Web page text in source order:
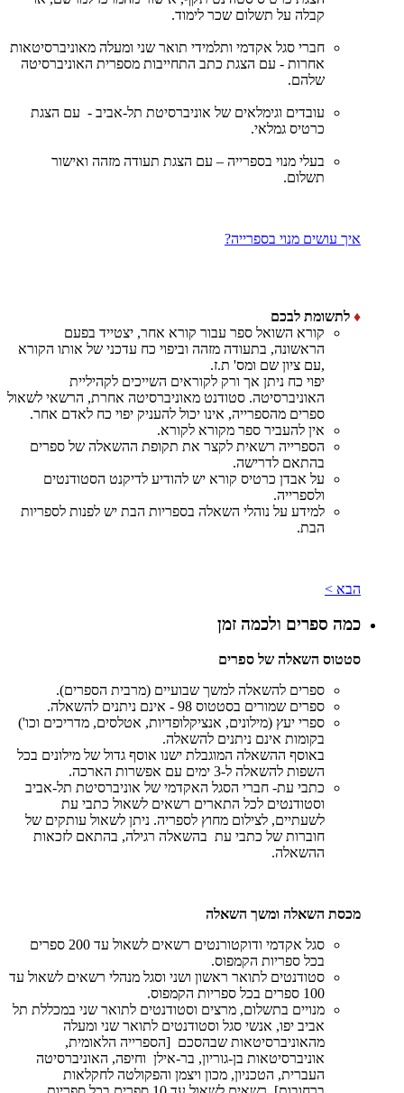
קבלה על תשלום שכר לימוד.
חברי סגל אקדמי ותלמידי תואר שני ומעלה מאוניברסיטאות
אחרות - עם הצגת כתב התחייבות מספרית האוניברסיטה
שלהם.
עובדים וגימלאים של אוניברסיטת תל-אביב - עם הצגת
כרטיס גמלאי.
בעלי מנוי בספרייה – עם הצגת תעודה מזהה ואישור
תשלום.
איך עושים מנוי בספרייה?
♦ לתשומת לבכם
קורא השואל ספר עבור קורא אחר, יצטייד בפעם
הראשונה, בתעודה מזהה וביפוי כח עדכני של אותו הקורא
,עם ציון שם ומס' ת.ז.
יפוי כח ניתן אך ורק לקוראים השייכים לקהיליית
האוניברסיטה. סטודנט מאוניברסיטה אחרת, הרשאי לשאול
ספרים מהספרייה, אינו יכול להעניק יפוי כח לאדם אחר.
אין להעביר ספר מקורא לקורא.
הספרייה רשאית לקצר את תקופת ההשאלה של ספרים
בהתאם לדרישה.
על אבדן כרטיס קורא יש להודיע לדיקנט הסטודנטים
ולספרייה.
למידע על נוהלי השאלה בספריות הבת יש לפנות לספריות
הבת.
הבא >
כמה ספרים ולכמה זמן
סטטוס השאלה של ספרים
ספרים להשאלה למשך שבועיים (מרבית הספרים).
ספרים שמורים בסטטוס 98 - אינם ניתנים להשאלה.
ספרי יעץ (מילונים, אנציקלופדיות, אטלסים, מדריכים וכו')
בקומות אינם ניתנים להשאלה.
באוסף ההשאלה המוגבלת ישנו אוסף גדול של מילונים בכל
השפות להשאלה ל-3 ימים עם אפשרות הארכה.
כתבי עת- חברי הסגל האקדמי של אוניברסיטת תל-אביב
וסטודנטים לכל התארים רשאים לשאול כתבי עת
לשעתיים, לצילום מחוץ לספריה. ניתן לשאול עותקים של
חוברות של כתבי עת בהשאלה רגילה, בהתאם לזכאות
ההשאלה.
מכסת השאלה ומשך השאלה
סגל אקדמי ודוקטורנטים רשאים לשאול עד 200 ספרים
בכל ספריות הקמפוס.
סטודנטים לתואר ראשון ושני וסגל מנהלי רשאים לשאול עד
100 ספרים בכל ספריות הקמפוס.
מנויים בתשלום, מרצים וסטודנטים לתואר שני במכללת תל
אביב יפו, אנשי סגל וסטודנטים לתואר שני ומעלה
מהאוניברסיטאות שבהסכם [הספרייה הלאומית,
אוניברסיטאות בן-גוריון, בר-אילן וחיפה, האוניברסיטה
העברית, הטכניון, מכון ויצמן והפקולטה לחקלאות